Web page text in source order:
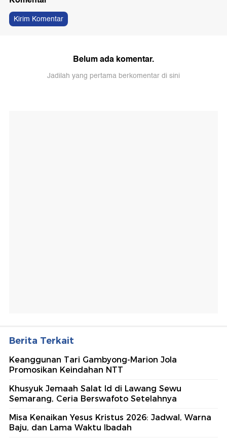
Kirim Komentar
Belum ada komentar.
Jadilah yang pertama berkomentar di sini
Berita Terkait
Keanggunan Tari Gambyong-Marion Jola
Promosikan Keindahan NTT
Khusyuk Jemaah Salat Id di Lawang Sewu
Semarang, Ceria Berswafoto Setelahnya
Misa Kenaikan Yesus Kristus 2026: Jadwal, Warna
Baju, dan Lama Waktu Ibadah